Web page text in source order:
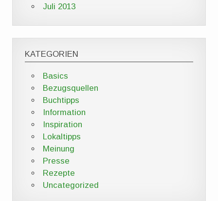
Juli 2013
KATEGORIEN
Basics
Bezugsquellen
Buchtipps
Information
Inspiration
Lokaltipps
Meinung
Presse
Rezepte
Uncategorized